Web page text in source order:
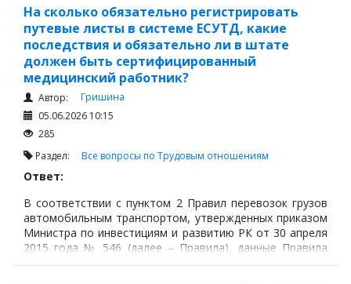
Возмещение ущерба
Проверка государственных органов
Взыскание долга
Государственные закупки
Предварительный квалификационный отбор «Самрук-
Қазына» (ПКО)
Некоммерческие организации
Лицензирование (разрешения и уведомления)
Исполнительное производство
Судопроизводство
Ответы государственных органов
является обязательным документом.
На сколько обязательно регистрировать
путевые листы в системе ЕСУТД, какие
последствия и обязательно ли в штате
должен быть сертифицированный
медицинский работник?
Автор:
Гришина
05.06.2026 10:15
285
Раздел: Все вопросы по Трудовым отношениям
Ответ:
В соответствии с пунктом 2 Правил перевозок грузов
автомобильным транспортом, утвержденных приказом
Министра по инвестициям и развитию РК от 30 апреля
2015 года № 546 (далее – Правила), данные Правила
распространяются на всех физических и юридических